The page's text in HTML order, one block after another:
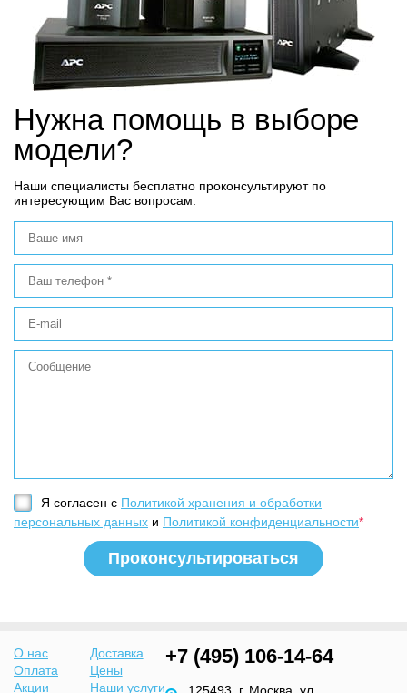
Нужна помощь в выборе
модели?
Наши специалисты бесплатно проконсультируют по
интересующим Вас вопросам.
Я согласен с Политикой хранения и обработки
персональных данных и Политикой конфиденциальности*
О нас
Доставка
Оплата
Цены
Акции
Наши услуги
+7 (495) 106-14-64